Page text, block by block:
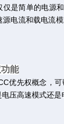
仅是简单的电源
源电流和载电流
能
优先权概念，
压高速模式还